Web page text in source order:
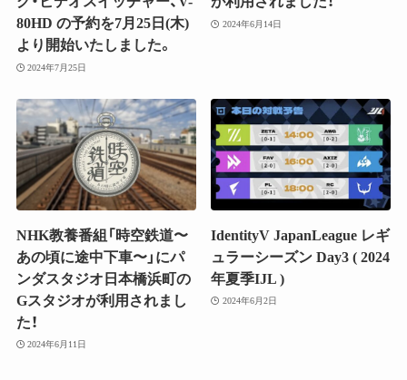
80HD の予約を7月25日(木)
より開始いたしました。
2024年7月25日
2024年6月14日
NHK教養番組「時空鉄道〜
あの頃に途中下車〜」にパ
ンダスタジオ日本橋浜町の
Gスタジオが利用されまし
た！
2024年6月11日
IdentityV JapanLeague レギ
ュラーシーズン Day3 ( 2024
年夏季IJL )
2024年6月2日